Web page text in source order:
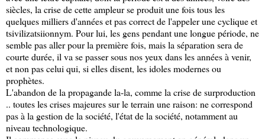
siècles, la crise de cette ampleur se produit une fois tous les
quelques milliers d'années et pas correct de l'appeler une cyclique et
tsivilizatsiionnym. Pour lui, les gens pendant une longue période, ne
semble pas aller pour la première fois, mais la séparation sera de
courte durée, il va se passer sous nos yeux dans les années à venir,
et non pas celui qui, si elles disent, les idoles modernes ou
prophètes.
L'abandon de la propagande la-la, comme la crise de surproduction
.. toutes les crises majeures sur le terrain une raison: ne correspond
pas à la gestion de la société, l'état de la société, notamment au
niveau technologique.